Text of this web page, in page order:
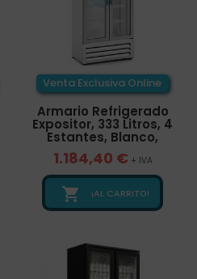
Venta Exclusiva Online
Armario Refrigerado
Expositor, 333 Litros, 4
Estantes, Blanco,
1.184,40 € + IVA
 ¡AL CARRITO!